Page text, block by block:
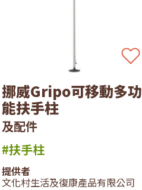
挪威Gripo可移動多功
能扶手柱
及配件
#扶手柱
提供者
文化村生活及復康產品有限公司